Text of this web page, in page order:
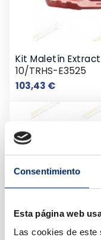
Consentimiento
Esta página web
Las cookies de este
Kit Maletín
10/TRHS-E3525
103,43 €Precio